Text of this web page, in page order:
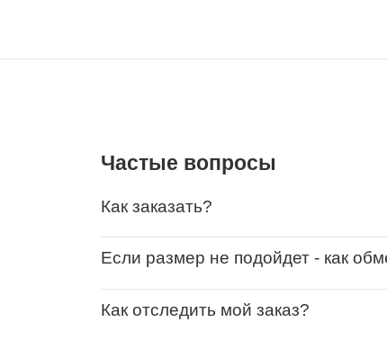
Частые вопросы
Как заказать?
Если размер не подойдет - как
Как отследить мой заказ?